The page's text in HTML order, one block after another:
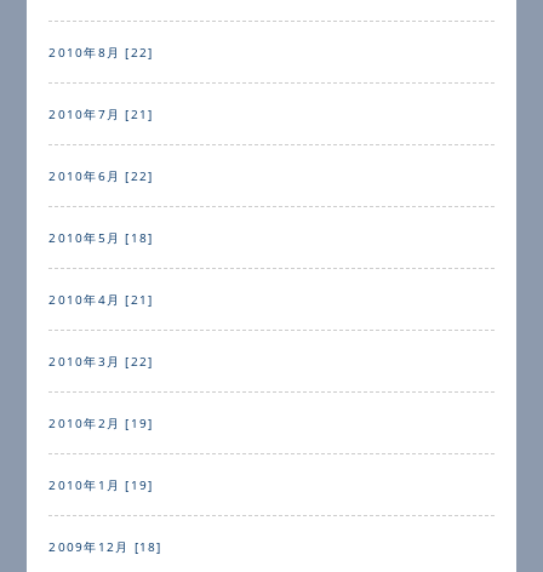
2010年8月 [22]
2010年7月 [21]
2010年6月 [22]
2010年5月 [18]
2010年4月 [21]
2010年3月 [22]
2010年2月 [19]
2010年1月 [19]
2009年12月 [18]